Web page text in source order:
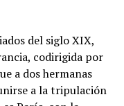
del siglo XIX,
codirigida por
a dos hermanas
a la tripulación